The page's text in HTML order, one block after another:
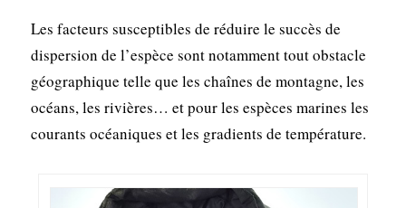
Les facteurs susceptibles de réduire le succès de
dispersion de l’espèce sont notamment tout obstacle
géographique telle que les chaînes de montagne, les
océans, les rivières… et pour les espèces marines les
courants océaniques et les gradients de température.